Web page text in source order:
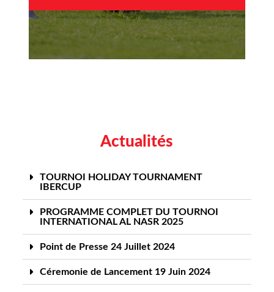
Actualités
TOURNOI HOLIDAY TOURNAMENT
IBERCUP
PROGRAMME COMPLET DU TOURNOI
INTERNATIONAL AL NASR 2025
Point de Presse 24 Juillet 2024
Céremonie de Lancement 19 Juin 2024